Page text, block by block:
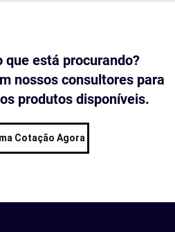
que está procurando?
nossos consultores para
produtos disponíveis.
Cotação Agora